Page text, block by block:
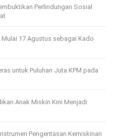
Perlindungan Sosial
17 Agustus sebagai Kado
untuk Puluhan Juta KPM pada
Anak Miskin Kini Menjadi
Pengentasan Kemiskinan